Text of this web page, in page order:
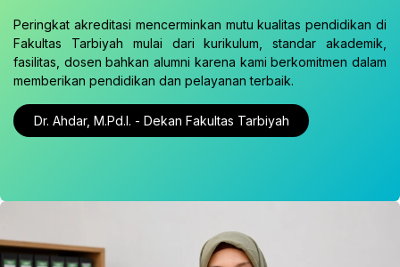
Peringkat akreditasi mencerminkan mutu kualitas pendidikan di
Fakultas Tarbiyah mulai dari kurikulum, standar akademik,
fasilitas, dosen bahkan alumni karena kami berkomitmen dalam
memberikan pendidikan dan pelayanan terbaik.
Dr. Ahdar, M.Pd.I. - Dekan Fakultas Tarbiyah